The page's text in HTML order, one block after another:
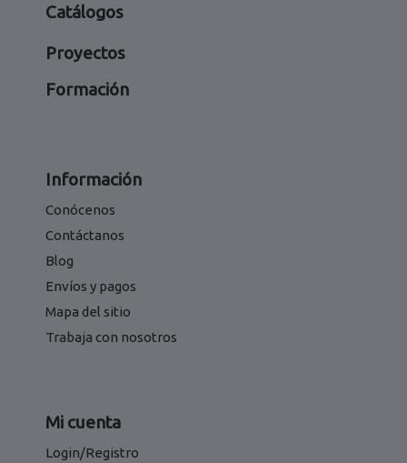
Catálogos
Proyectos
Formación
Información
Conócenos
Contáctanos
Blog
Envíos y pagos
Mapa del sitio
Trabaja con nosotros
Mi cuenta
Login/Registro